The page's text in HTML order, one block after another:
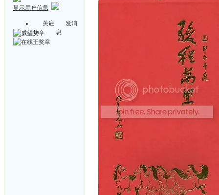
显示用户信息
关注
Ta
发消
息